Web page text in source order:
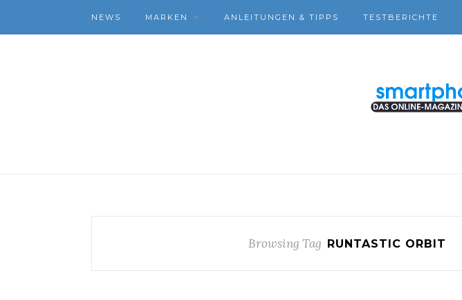
NEWS MARKEN ANLEITUNGEN & TIPPS TESTBERICHTE
Browsing Tag RUNTASTIC ORBIT